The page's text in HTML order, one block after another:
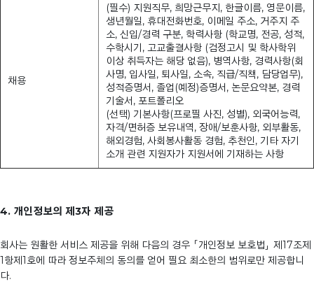
채용
(필수) 지원직무, 희망근무지, 한글이름, 영문이름,
생년월일, 휴대전화번호, 이메일 주소, 거주지 주
소, 신입/경력 구분, 학력사항 (학교명, 전공, 성적,
수학시기, 고교출결사항 (검정고시 및 학사학위
이상 취득자는 해당 없음), 병역사항, 경력사항(회
사명, 입사일, 퇴사일, 소속, 직급/직책, 담당업무),
성적증명서, 졸업(예정)증명서, 논문요약본, 경력
기술서, 포트폴리오
(선택) 기본사항(프로필 사진, 성별), 외국어능력,
자격/면허증 보유내역, 장애/보훈사항, 외부활동,
해외경험, 사회봉사활동 경험, 추천인, 기타 자기
소개 관련 지원자가 지원서에 기재하는 사항
4. 개인정보의 제3자 제공
회사는 원활한 서비스 제공을 위해 다음의 경우 「개인정보 보호법」 제17조제
1항제1호에 따라 정보주체의 동의를 얻어 필요 최소한의 범위로만 제공합니
다.